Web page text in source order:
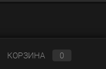
КОРЗИНА 0